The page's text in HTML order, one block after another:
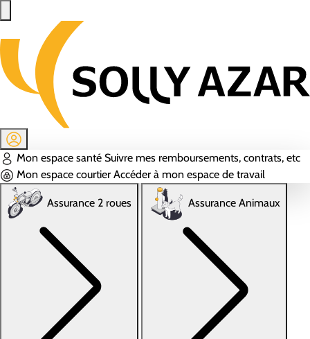
Mon espace santé Suivre mes remboursements, contrats, etc
Mon espace courtier Accéder à mon espace de travail
Assurance 2 roues Assurance Animaux